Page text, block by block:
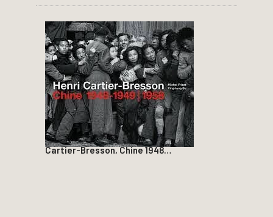
Cartier-Bresson, Chine 1948…